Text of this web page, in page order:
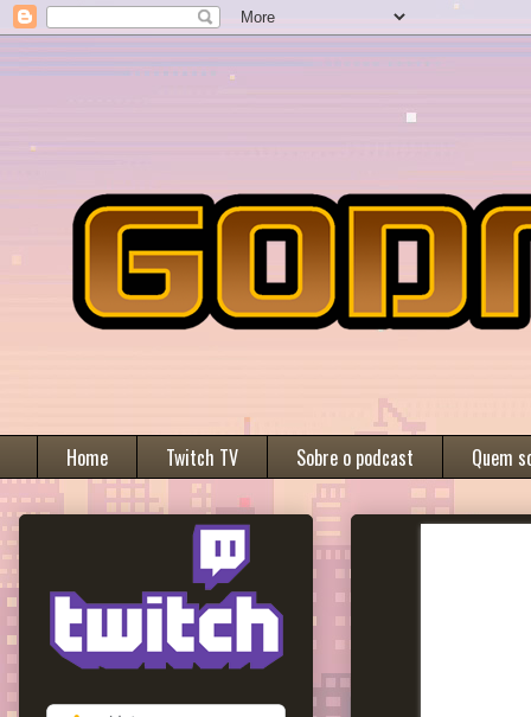
Home Twitch TV Sobre o podcast Quem